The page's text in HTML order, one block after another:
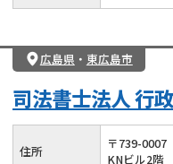
広島県 ・ 東広島市
司法書士法人 行
住所 〒739-0007
KNビル2階